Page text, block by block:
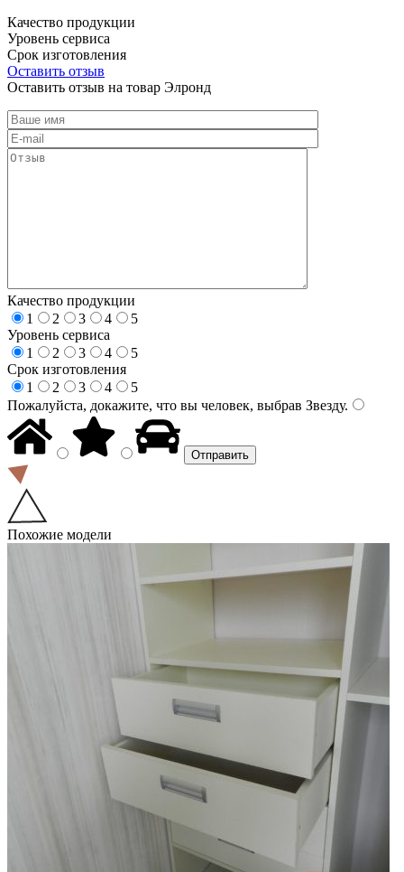
Качество продукции
Уровень сервиса
Срок изготовления
Оставить отзыв
Оставить отзыв на товар Элронд
Качество продукции
1
2 3 4
5
Уровень сервиса
1
2 3 4
5
Срок изготовления
1
2 3 4
5
Пожалуйста, докажите, что вы человек, выбрав Звезду.
Похожие модели